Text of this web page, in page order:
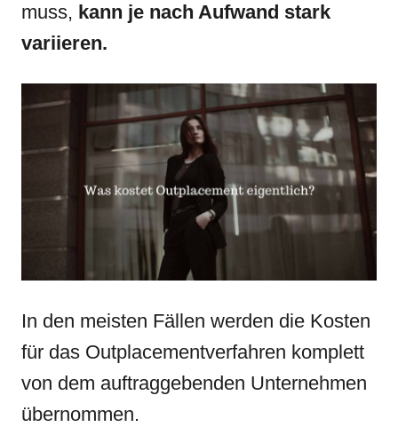
muss, kann je nach Aufwand stark
variieren.
In den meisten Fällen werden die Kosten
für das Outplacementverfahren komplett
von dem auftraggebenden Unternehmen
übernommen.